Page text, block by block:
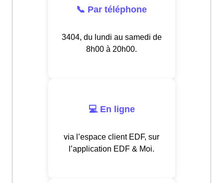
📞 Par téléphone
3404, du lundi au samedi de
8h00 à 20h00.
💻 En ligne
via l’espace client EDF, sur
l’application EDF & Moi.